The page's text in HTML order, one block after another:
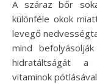
A száraz bőr sokak számára ismert probléma, amely
különféle okok
levegő
mind
hidratáltságát a
vitaminok